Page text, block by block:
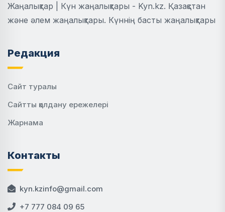
Жаңалықтар | Күн жаңалықтары - Kyn.kz. Қазақстан
және әлем жаңалықтары. Күннің басты жаңалықтары
Редакция
Сайт туралы
Сайтты қолдану ережелері
Жарнама
Контакты
kyn.kzinfo@gmail.com
+7 777 084 09 65